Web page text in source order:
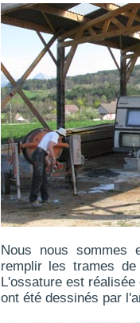
Nous nous sommes
remplir les trames
L'ossature est
ont été dessinés par